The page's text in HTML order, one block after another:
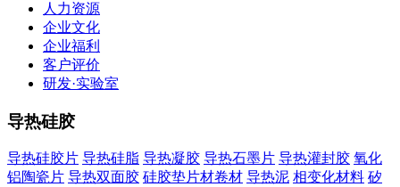
人力资源
企业文化
企业福利
客户评价
研发·实验室
导热硅胶
导热硅胶片 导热硅脂 导热凝胶 导热石墨片 导热灌封胶 氧化
铝陶瓷片 导热双面胶 硅胶垫片材卷材 导热泥 相变化材料 矽